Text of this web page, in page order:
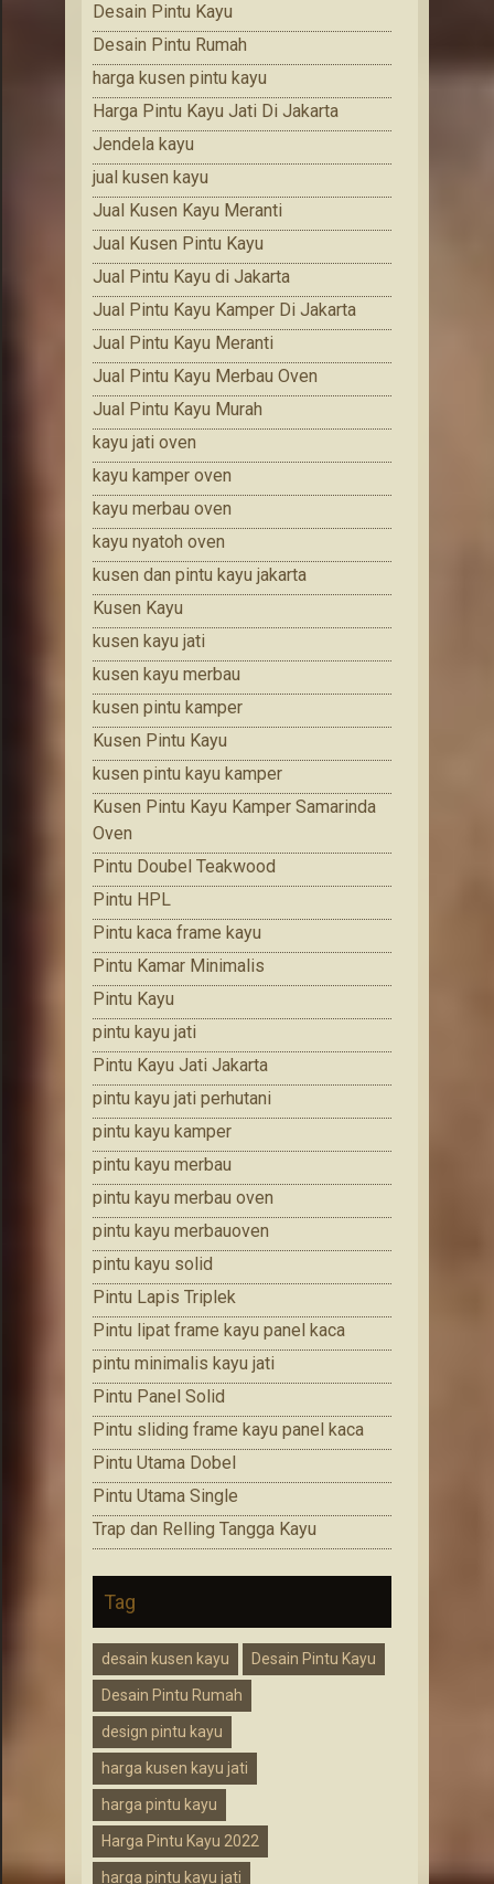
Desain Pintu Kayu
Desain Pintu Rumah
harga kusen pintu kayu
Harga Pintu Kayu Jati Di Jakarta
Jendela kayu
jual kusen kayu
Jual Kusen Kayu Meranti
Jual Kusen Pintu Kayu
Jual Pintu Kayu di Jakarta
Jual Pintu Kayu Kamper Di Jakarta
Jual Pintu Kayu Meranti
Jual Pintu Kayu Merbau Oven
Jual Pintu Kayu Murah
kayu jati oven
kayu kamper oven
kayu merbau oven
kayu nyatoh oven
kusen dan pintu kayu jakarta
Kusen Kayu
kusen kayu jati
kusen kayu merbau
kusen pintu kamper
Kusen Pintu Kayu
kusen pintu kayu kamper
Kusen Pintu Kayu Kamper Samarinda
Oven
Pintu Doubel Teakwood
Pintu HPL
Pintu kaca frame kayu
Pintu Kamar Minimalis
Pintu Kayu
pintu kayu jati
Pintu Kayu Jati Jakarta
pintu kayu jati perhutani
pintu kayu kamper
pintu kayu merbau
pintu kayu merbau oven
pintu kayu merbauoven
pintu kayu solid
Pintu Lapis Triplek
Pintu lipat frame kayu panel kaca
pintu minimalis kayu jati
Pintu Panel Solid
Pintu sliding frame kayu panel kaca
Pintu Utama Dobel
Pintu Utama Single
Trap dan Relling Tangga Kayu
Tag
desain kusen kayu Desain Pintu Kayu
Desain Pintu Rumah
design pintu kayu
harga kusen kayu jati
harga pintu kayu
Harga Pintu Kayu 2022
harga pintu kayu jati